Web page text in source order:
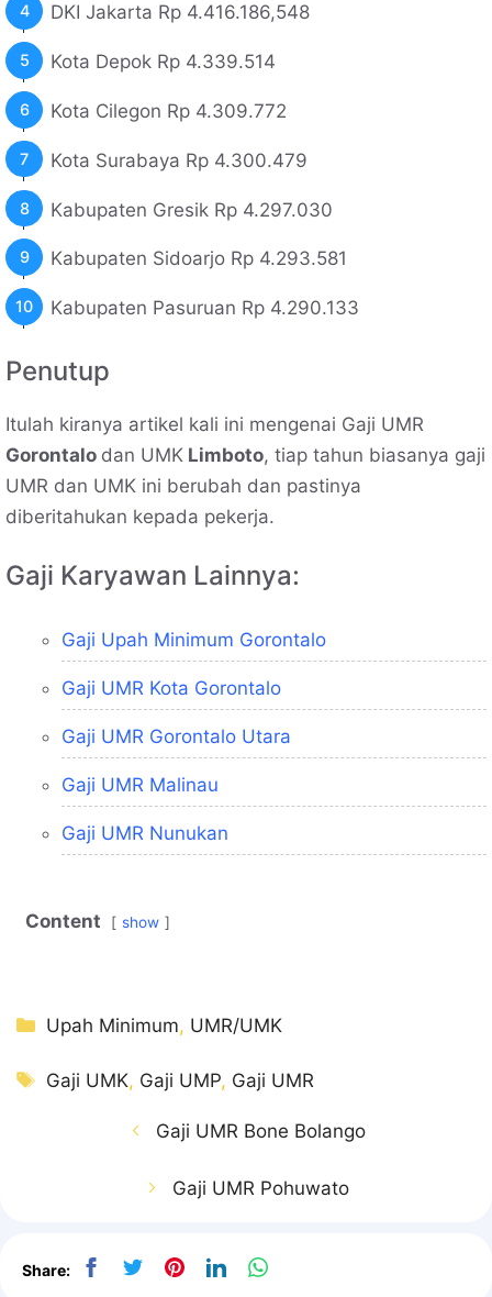
DKI Jakarta Rp 4.416.186,548
Kota Depok Rp 4.339.514
Kota Cilegon Rp 4.309.772
Kota Surabaya Rp 4.300.479
Kabupaten Gresik Rp 4.297.030
Kabupaten Sidoarjo Rp 4.293.581
Kabupaten Pasuruan Rp 4.290.133
Penutup
Itulah kiranya artikel kali ini mengenai Gaji UMR
Gorontalo dan UMK Limboto, tiap tahun biasanya gaji
UMR dan UMK ini berubah dan pastinya
diberitahukan kepada pekerja.
Gaji Karyawan Lainnya:
Gaji Upah Minimum Gorontalo
Gaji UMR Kota Gorontalo
Gaji UMR Gorontalo Utara
Gaji UMR Malinau
Gaji UMR Nunukan
Content show
Kategori
Upah Minimum, UMR/UMK
Tag
Gaji UMK, Gaji UMP, Gaji UMR
Gaji UMR Bone Bolango
Gaji UMR Pohuwato
Share: